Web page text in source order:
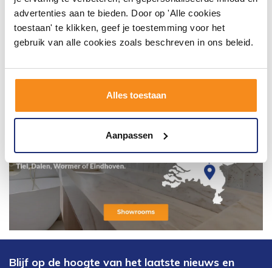
advertenties aan te bieden. Door op 'Alle cookies
toestaan' te klikken, geef je toestemming voor het
gebruik van alle cookies zoals beschreven in ons beleid.
Alles toestaan
Aanpassen
Blijf op de hoogte van het laatste nieuws en